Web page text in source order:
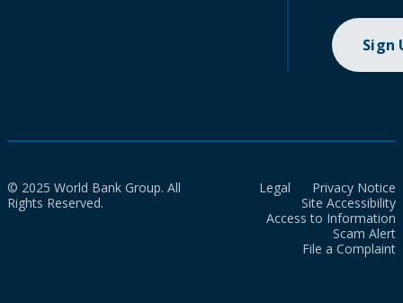
Sign
© 2025 World Bank Group. All
Rights Reserved.
Legal
Privacy Notice
Site Accessibility
Access to Information
Scam Alert
File a Complaint